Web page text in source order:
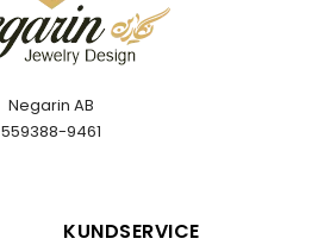
Negarin AB
559388-9461
KUNDSERVICE